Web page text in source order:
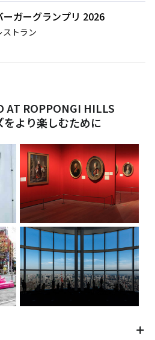
ーガーグランプリ 2026
ストラン
AT ROPPONGI HILLS
をより楽しむために